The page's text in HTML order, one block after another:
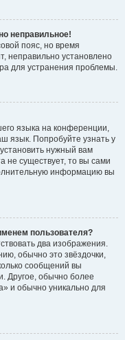
неправильное!
пояс, но время
неправильно установлено
для устранения проблемы.
языка на конференции,
язык. Попробуйте узнать у
нужный вам
не существует, то вы сами
информацию вы
пользователя?
два изображения.
обычно это звёздочки,
сообщений вы
Другое, обычно более
и обычно уникально для